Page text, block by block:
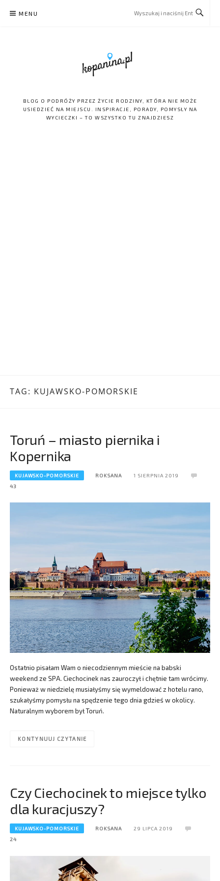
MENU
BLOG O PODRÓŻY PRZEZ ŻYCIE RODZINY, KTÓRA NIE MOŻE
USIEDZIEĆ NA MIEJSCU. INSPIRACJE, PORADY, POMYSŁY NA
WYCIECZKI – TO WSZYSTKO TU ZNAJDZIESZ
TAG: KUJAWSKO-POMORSKIE
Toruń – miasto piernika i
Kopernika
KUJAWSKO-POMORSKIE ROKSANA
1 SIERPNIA 2019
43
Ostatnio pisałam Wam o niecodziennym mieście na babski
weekend ze SPA. Ciechocinek nas zauroczył i chętnie tam wrócimy.
Ponieważ w niedzielę musiałyśmy się wymeldować z hotelu rano,
szukałyśmy pomysłu na spędzenie tego dnia gdzieś w okolicy.
Naturalnym wyborem był Toruń.
KONTYNUUJ CZYTANIE
Czy Ciechocinek to miejsce tylko
dla kuracjuszy?
KUJAWSKO-POMORSKIE ROKSANA
29 LIPCA 2019
24